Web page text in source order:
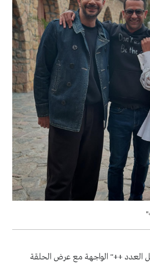
++" الواجهة مع عرض الحلقة